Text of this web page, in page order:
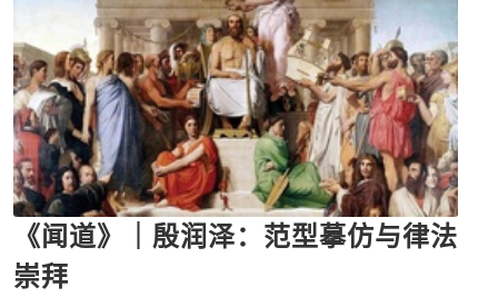
《闻道》｜殷润泽：范型摹仿与律法
崇拜